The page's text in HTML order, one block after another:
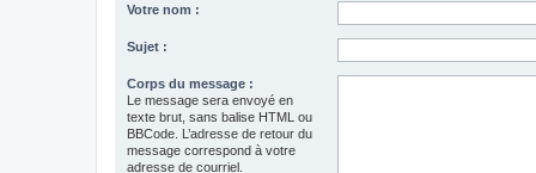
Votre nom :
Sujet :
Corps du message :
Le message sera envoyé en
texte brut, sans balise HTML ou
BBCode. L’adresse de retour du
message correspond à votre
adresse de courriel.